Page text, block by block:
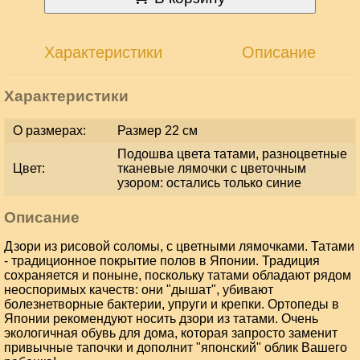
Характеристики Описание
Характеристики
О размерах: Размер 22 см
Цвет:
Подошва цвета татами, разноцветные
тканевые лямочки с цветочным
узором: остались только синие
Описание
Дзори из рисовой соломы, с цветными лямочками. Татами
- традиционное покрытие полов в Японии. Традиция
сохраняется и поныне, поскольку татами обладают рядом
неоспоримых качеств: они "дышат", убивают
болезнетворные бактерии, упруги и крепки. Ортопеды в
Японии рекомендуют носить дзори из татами. Очень
экологичная обувь для дома, которая запросто заменит
привычные тапочки и дополнит "японский" облик Вашего